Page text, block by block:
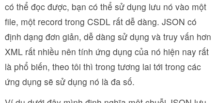
có thể đọc được, bạn có thể sử dụng lưu nó vào một
file, một record trong CSDL rất dễ dàng. JSON có
định dạng đơn giản, dễ dàng sử dụng và truy vấn hơn
XML rất nhiều nên tính ứng dụng của nó hiện nay rất
là phổ biến, theo tôi thì trong tương lai tới trong các
ứng dụng sẽ sử dụng nó là đa số.